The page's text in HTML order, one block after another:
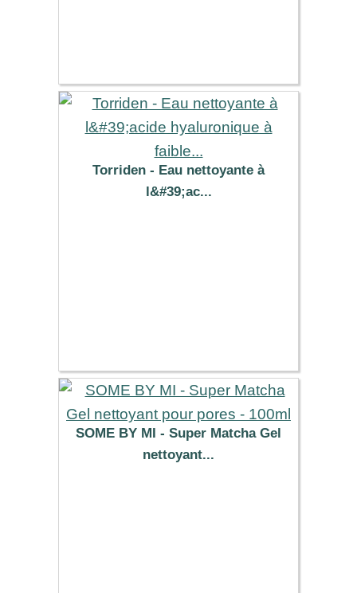
Torriden - Eau nettoyante à
l&#39;ac...
SOME BY MI - Super Matcha Gel
nettoyant...